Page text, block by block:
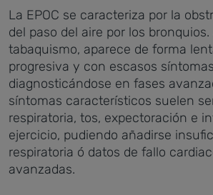
La EPOC se caracteriza por la
del paso del aire por los
tabaquismo, aparece de forma
progresiva y con escasos
diagnosticándose en fases
síntomas característicos suelen
respiratoria, tos, expectoración e
ejercicio, pudiendo añadirse
respiratoria ó datos de fallo
avanzadas.